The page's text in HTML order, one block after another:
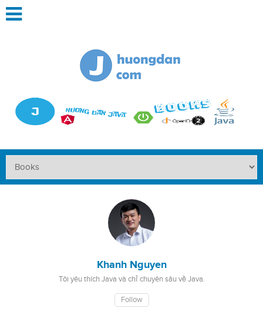
Khanh Nguyen
Tôi yêu thích Java và chỉ chuyên sâu về Java.
Follow